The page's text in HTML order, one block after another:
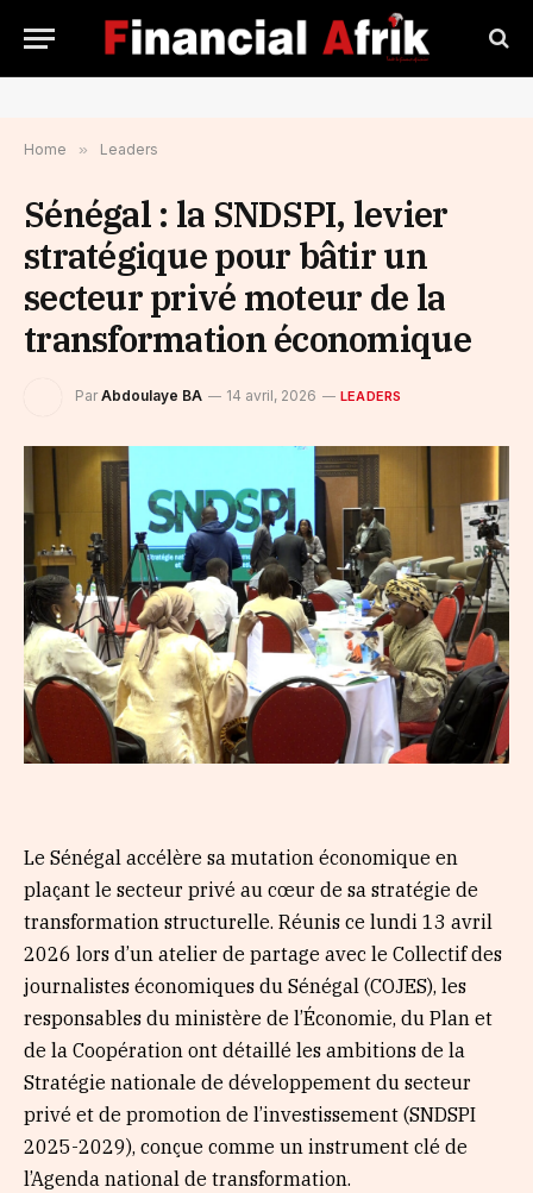
Home » Leaders
Sénégal : la SNDSPI, levier
stratégique pour bâtir un
secteur privé moteur de la
transformation économique
Par Abdoulaye BA 14 avril, 2026 LEADERS
Le Sénégal accélère sa mutation économique en
plaçant le secteur privé au cœur de sa stratégie de
transformation structurelle. Réunis ce lundi 13 avril
2026 lors d’un atelier de partage avec le Collectif des
journalistes économiques du Sénégal (COJES), les
responsables du ministère de l’Économie, du Plan et
de la Coopération ont détaillé les ambitions de la
Stratégie nationale de développement du secteur
privé et de promotion de l’investissement (SNDSPI
2025-2029), conçue comme un instrument clé de
l’Agenda national de transformation.